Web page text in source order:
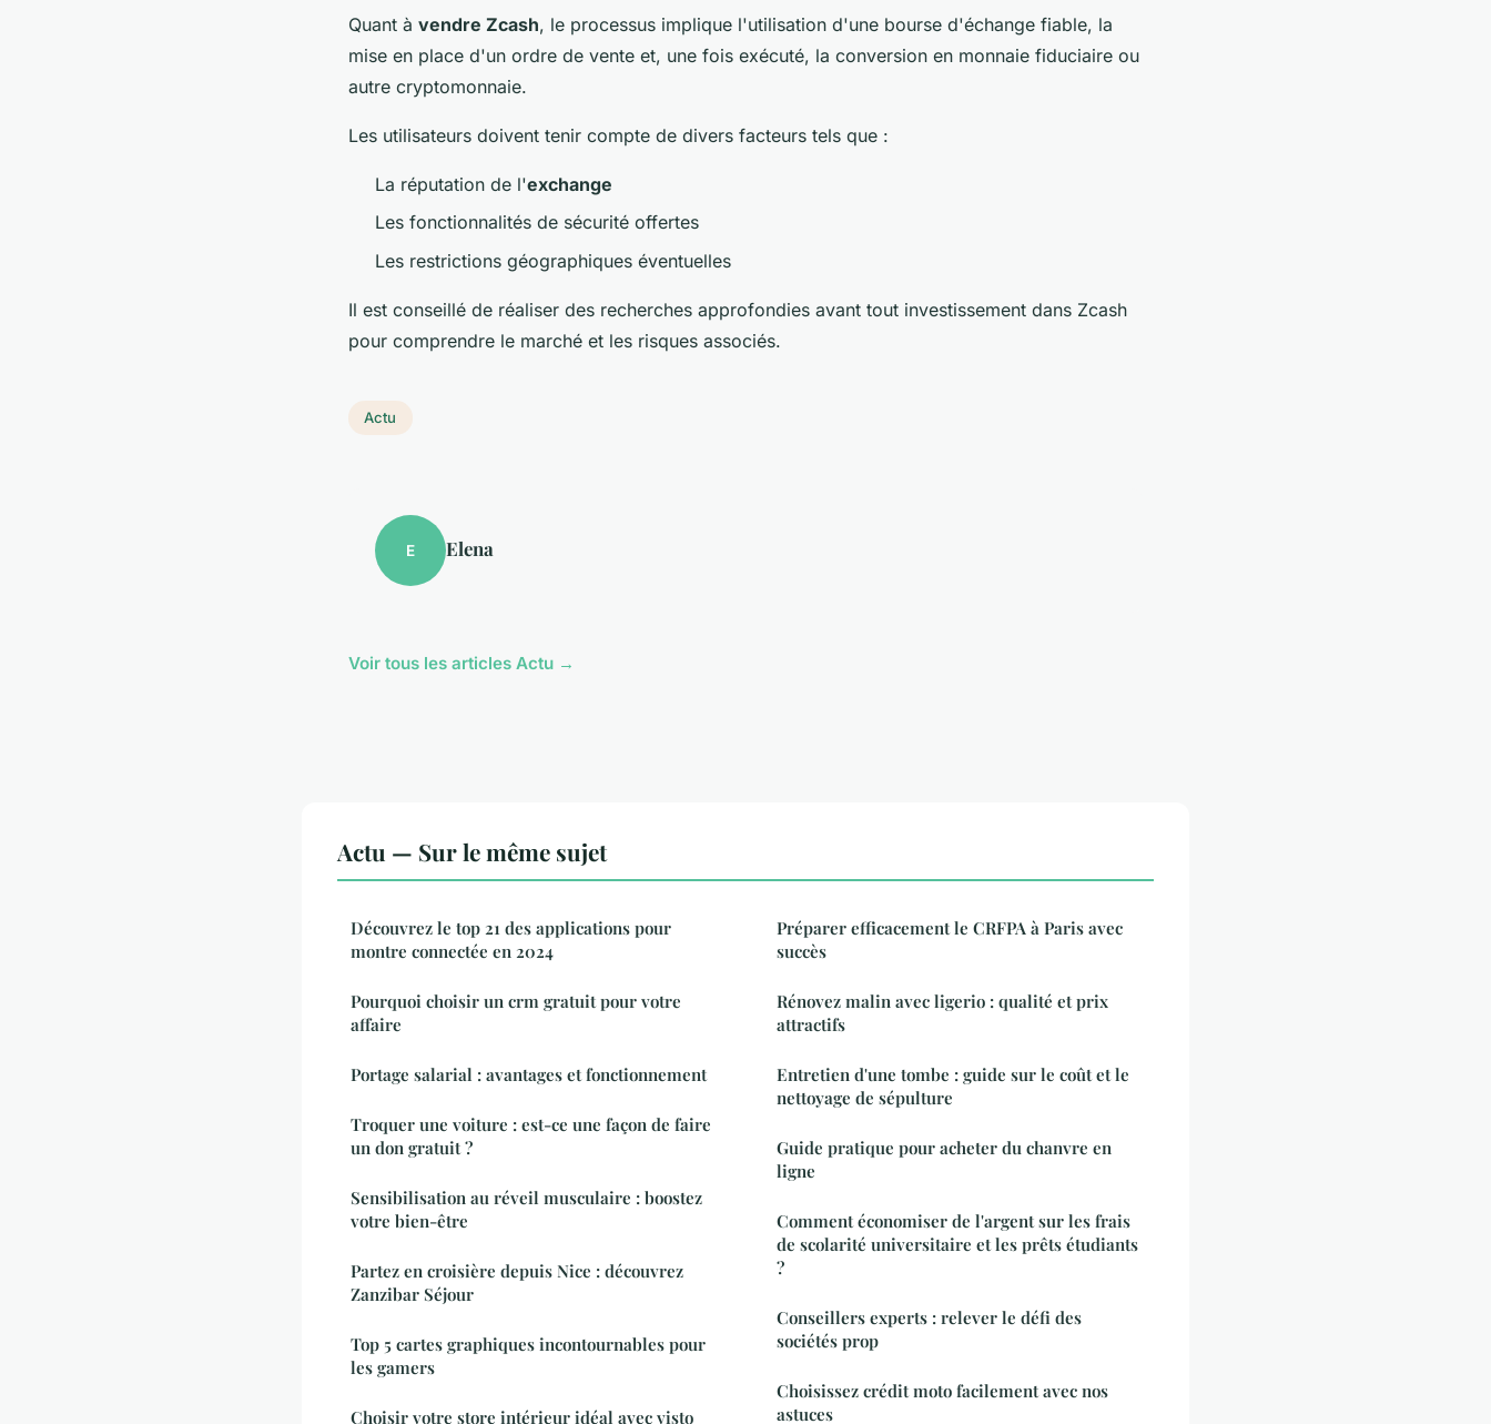
Quant à vendre Zcash, le processus implique l'utilisation d'une bourse d'échange fiable, la
mise en place d'un ordre de vente et, une fois exécuté, la conversion en monnaie fiduciaire ou
autre cryptomonnaie.
Les utilisateurs doivent tenir compte de divers facteurs tels que :
La réputation de l'exchange
Les fonctionnalités de sécurité offertes
Les restrictions géographiques éventuelles
Il est conseillé de réaliser des recherches approfondies avant tout investissement dans Zcash
pour comprendre le marché et les risques associés.
Actu
E Elena
Voir tous les articles Actu →
Actu — Sur le même sujet
Découvrez le top 21 des applications pour
montre connectée en 2024
Pourquoi choisir un crm gratuit pour votre
affaire
Portage salarial : avantages et fonctionnement
Troquer une voiture : est-ce une façon de faire
un don gratuit ?
Sensibilisation au réveil musculaire : boostez
votre bien-être
Partez en croisière depuis Nice : découvrez
Zanzibar Séjour
Top 5 cartes graphiques incontournables pour
les gamers
Choisir votre store intérieur idéal avec visto
Préparer efficacement le CRFPA à Paris avec
succès
Rénovez malin avec ligerio : qualité et prix
attractifs
Entretien d'une tombe : guide sur le coût et le
nettoyage de sépulture
Guide pratique pour acheter du chanvre en
ligne
Comment économiser de l'argent sur les frais
de scolarité universitaire et les prêts étudiants
?
Conseillers experts : relever le défi des
sociétés prop
Choisissez crédit moto facilement avec nos
astuces